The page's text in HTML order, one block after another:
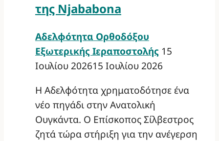
της Njababona
Αδελφότητα Ορθοδόξου
Εξωτερικής Ιεραποστολής 15
Ιουλίου 202615 Ιουλίου 2026
Η Αδελφότητα χρηματοδότησε ένα
νέο πηγάδι στην Ανατολική
Ουγκάντα. Ο Επίσκοπος Σίλβεστρος
ζητά τώρα στήριξη για την ανέγερση